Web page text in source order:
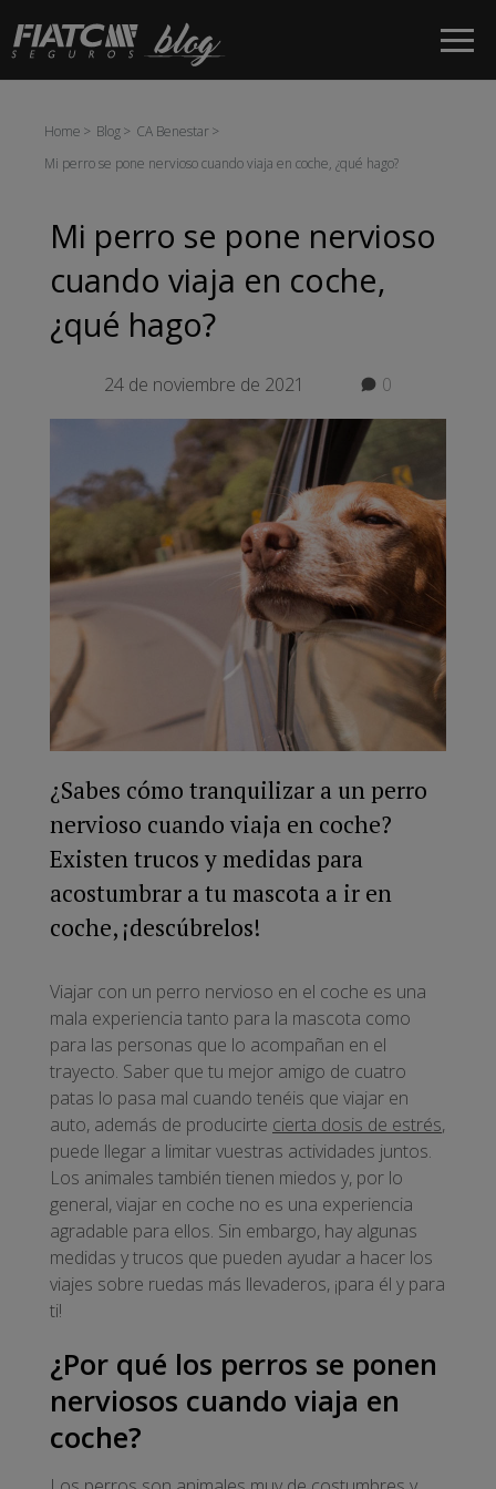
Saltar al contenido principal
Home Blog
CA Benestar
Mi perro se pone nervioso cuando viaja en coche, ¿qué hago?
Mi perro se pone nervioso
cuando viaja en coche,
¿qué hago?
24 de noviembre de 2021 0
¿Sabes cómo tranquilizar a un perro
nervioso cuando viaja en coche?
Existen trucos y medidas para
acostumbrar a tu mascota a ir en
coche, ¡descúbrelos!
Viajar con un perro nervioso en el coche es una
mala experiencia tanto para la mascota como
para las personas que lo acompañan en el
trayecto. Saber que tu mejor amigo de cuatro
patas lo pasa mal cuando tenéis que viajar en
auto, además de producirte cierta dosis de estrés,
puede llegar a limitar vuestras actividades juntos.
Los animales también tienen miedos y, por lo
general, viajar en coche no es una experiencia
agradable para ellos. Sin embargo, hay algunas
medidas y trucos que pueden ayudar a hacer los
viajes sobre ruedas más llevaderos, ¡para él y para
ti!
¿Por qué los perros se ponen
nerviosos cuando viaja en
coche?